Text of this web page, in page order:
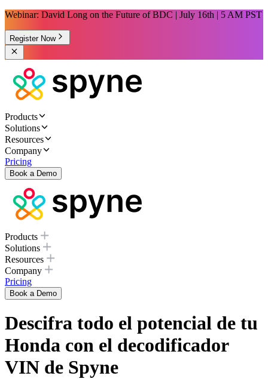
Webinar: David Long on the Future of BDC | July 16th | 5 AM PST
Register Now
Products
Solutions
Resources
Company
Pricing
Book a Demo
Products
Solutions
Resources
Company
Pricing
Book a Demo
Descifra todo el potencial de tu
Honda con el decodificador
VIN de Spyne